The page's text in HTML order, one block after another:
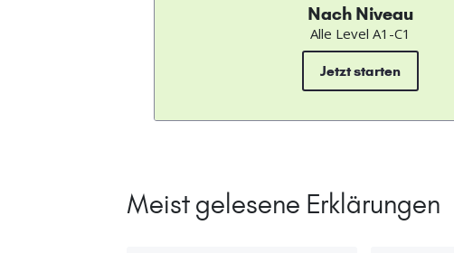
Nach Niveau
Alle Level A1-C1
Jetzt starten
Meist gelesene Erklärungen